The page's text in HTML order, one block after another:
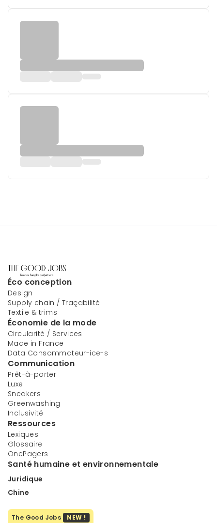
Éco conception
Design
Supply chain / Traçabilité
Textile & trims
Économie de la mode
Circularité / Services
Made in France
Data Consommateur-ice-s
Communication
Prêt-à-porter
Luxe
Sneakers
Greenwashing
Inclusivité
Ressources
Lexiques
Glossaire
OnePagers
Santé humaine et environnementale
Juridique
Chine
The Good Jobs NEW !